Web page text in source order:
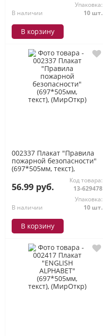
В наличии
Упаковка:
10 шт.
В корзину
002337 Плакат "Правила
пожарной безопасности"
(697*505мм, текст),
56.99 руб.
Код товара:
13-629478
В наличии
Упаковка:
10 шт.
В корзину